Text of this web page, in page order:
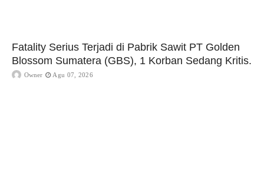
Fatality Serius Terjadi di Pabrik Sawit PT Golden
Blossom Sumatera (GBS), 1 Korban Sedang Kritis.
Owner Agu 07, 2026